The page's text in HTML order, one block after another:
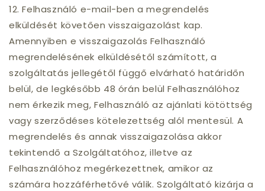
12. Felhasználó e-mail-ben a megrendelés
elküldését követően visszaigazolást kap.
Amennyiben e visszaigazolás Felhasználó
megrendelésének elküldésétől számított, a
szolgáltatás jellegétől függő elvárható határidőn
belül, de legkésőbb 48 órán belül Felhasználóhoz
nem érkezik meg, Felhasználó az ajánlati kötöttség
vagy szerződéses kötelezettség alól mentesül. A
megrendelés és annak visszaigazolása akkor
tekintendő a Szolgáltatóhoz, illetve az
Felhasználóhoz megérkezettnek, amikor az
számára hozzáférhetővé válik. Szolgáltató kizárja a